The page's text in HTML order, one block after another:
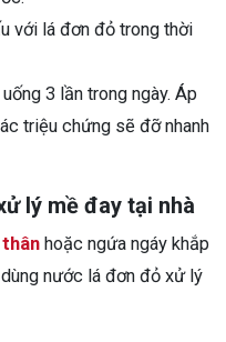
với lá đơn đỏ trong thời
3 lần trong ngày. Áp
triệu chứng sẽ đỡ nhanh
lý mề đay tại nhà
hoặc ngứa ngáy khắp
nước lá đơn đỏ xử lý